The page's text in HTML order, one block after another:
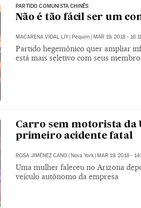
PARTIDO COMUNISTA CHINÊS
Não é tão fácil ser um
MACARENA VIDAL LIY | Pequim | MAR 19, 2018 -
Partido hegemônico quer ampliar
está mais seletivo com seus
Carro sem motorista da
primeiro acidente fatal
ROSA JIMÉNEZ CANO | Nova York | MAR 19, 2018 -
Uma mulher faleceu no Arizona
veículo autônomo da empresa